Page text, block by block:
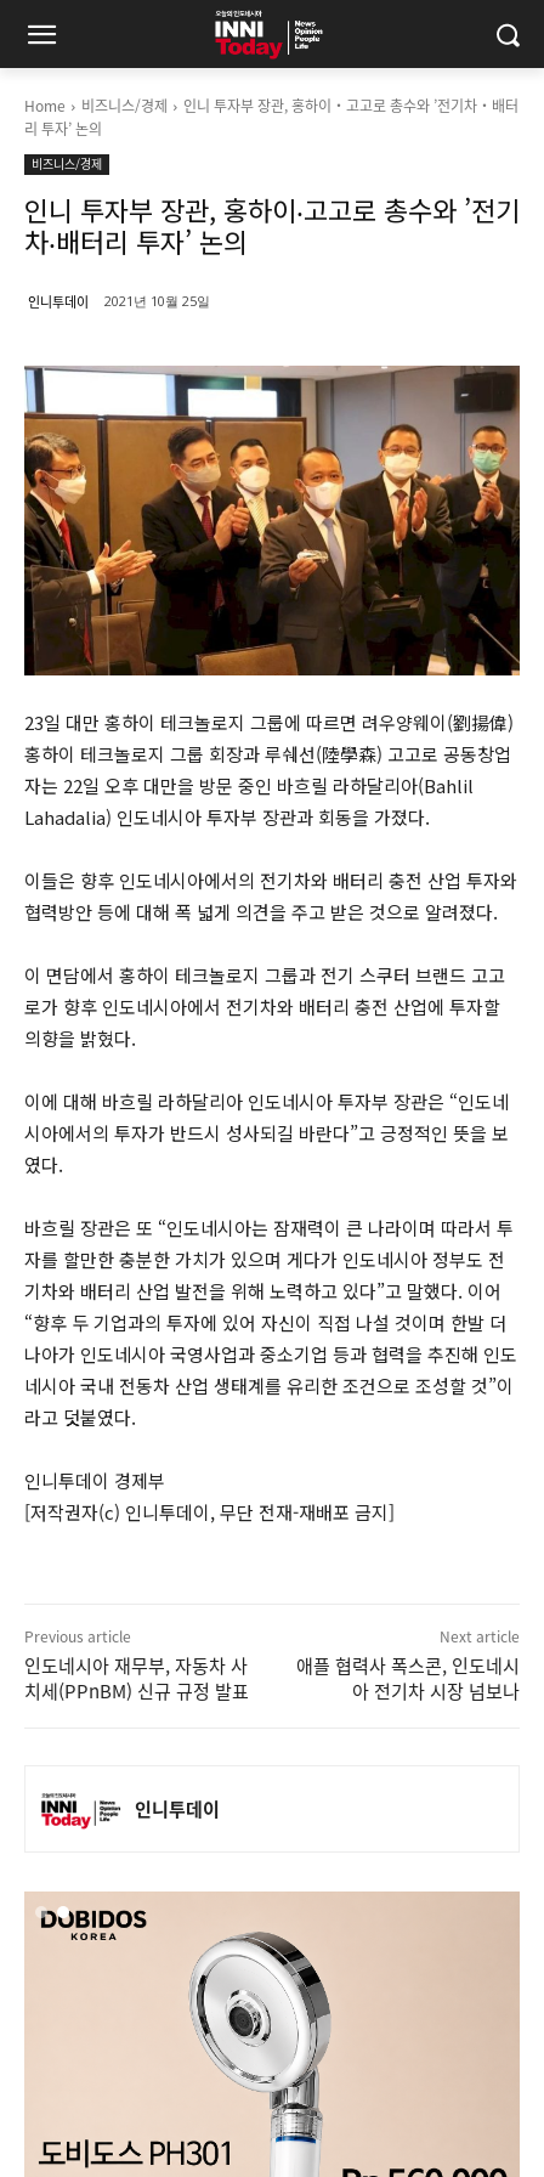
Home 비즈니스/경제
인니 투자부 장관, 홍하이‧고고로 총수와 ’전기차‧배터
리 투자’ 논의
비즈니스/경제
인니 투자부 장관, 홍하이‧고고로 총수와 ’전기
차‧배터리 투자’ 논의
인니투데이 2021년 10월 25일
23일 대만 홍하이 테크놀로지 그룹에 따르면 려우양웨이(劉揚偉)
홍하이 테크놀로지 그룹 회장과 루쉐선(陸學森) 고고로 공동창업
자는 22일 오후 대만을 방문 중인 바흐릴 라하달리아(Bahlil
Lahadalia) 인도네시아 투자부 장관과 회동을 가졌다.
이들은 향후 인도네시아에서의 전기차와 배터리 충전 산업 투자와
협력방안 등에 대해 폭 넓게 의견을 주고 받은 것으로 알려졌다.
이 면담에서 홍하이 테크놀로지 그룹과 전기 스쿠터 브랜드 고고
로가 향후 인도네시아에서 전기차와 배터리 충전 산업에 투자할
의향을 밝혔다.
이에 대해 바흐릴 라하달리아 인도네시아 투자부 장관은 “인도네
시아에서의 투자가 반드시 성사되길 바란다”고 긍정적인 뜻을 보
였다.
바흐릴 장관은 또 “인도네시아는 잠재력이 큰 나라이며 따라서 투
자를 할만한 충분한 가치가 있으며 게다가 인도네시아 정부도 전
기차와 배터리 산업 발전을 위해 노력하고 있다”고 말했다. 이어
“향후 두 기업과의 투자에 있어 자신이 직접 나설 것이며 한발 더
나아가 인도네시아 국영사업과 중소기업 등과 협력을 추진해 인도
네시아 국내 전동차 산업 생태계를 유리한 조건으로 조성할 것”이
라고 덧붙였다.
인니투데이 경제부
[저작권자(c) 인니투데이, 무단 전재-재배포 금지]
Previous article
인도네시아 재무부, 자동차 사
치세(PPnBM) 신규 규정 발표
Next article
애플 협력사 폭스콘, 인도네시
아 전기차 시장 넘보나
인니투데이